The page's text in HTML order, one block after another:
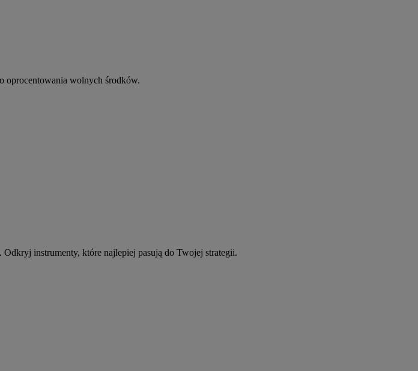
oprocentowania wolnych środków.
instrumenty, które najlepiej pasują do Twojej strategii.